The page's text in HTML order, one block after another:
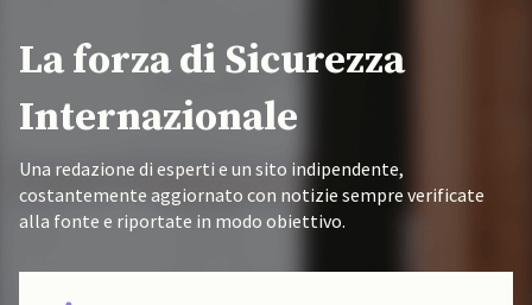
La forza di Sicurezza
Internazionale
Una redazione di esperti e un sito indipendente,
costantemente aggiornato con notizie sempre verificate
alla fonte e riportate in modo obiettivo.